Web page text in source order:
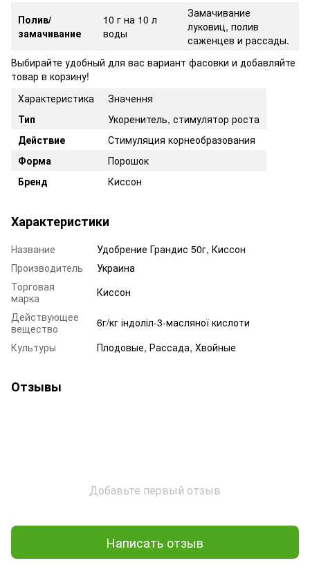
Полив/
замачивание
10 г на 10 л
воды
Замачивание
луковиц, полив
саженцев и рассады.
Выбирайте удобный для вас вариант фасовки и добавляйте
товар в корзину!
Характеристика
Значення
Тип
Укоренитель, стимулятор роста
Действие
Стимуляция корнеобразования
Форма
Порошок
Бренд
Киссон
Характеристики
Название
Удобрение Грандис 50г, Киссон
Производитель
Украина
Торговая
марка
Киссон
Действующее
вещество
6г/кг індоліл-3-масляної кислоти
Культуры
Плодовые, Рассада, Хвойные
Отзывы
Добавьте первый отзыв
Написать отзыв